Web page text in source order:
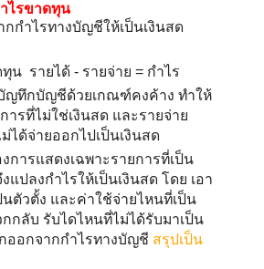
ไรขาดทุน
กกำไรทางบัญชีให้เป็นเงินสด
น รายได้ - รายจ่าย = กำไร
ญทึกบัญชีด้วยเกณฑ์คงค้าง ทำให้
ารที่ไม่ใช่เงินสด และรายจ่าย
ได้จ่ายออกไปเป็นเงินสด
การแสดงเฉพาะรายการที่เป็น
แปลงกำไรให้เป็นเงินสด โดย เอา
ตัวตั้ง และค่าใช้จ่ายไหนที่เป็น
กลับ รับไดไหนที่ไม่ได้รับมาเป็น
ออกจากกำไรทางบัญชี สรุปเป็น